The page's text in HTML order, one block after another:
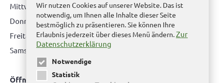
Mittwoch: nur nach Terminvereinbarung
Donnerstag: 08.00 bis 12.00 Uhr & 14.00 Uhr bis 16.00 Uhr
Freitag: nur nach Terminvereinbarung
Samstag:bitte hier klicken
Öffnungszeiten Bürgerbüro Büddenstedt
Wir nutzen Cookies auf unserer Website. Das ist
notwendig, um Ihnen alle Inhalte dieser Seite
bestmöglich zu präsentieren. Sie können Ihre
Erlaubnis jederzeit über dieses Menü ändern.Zur
Datenschutzerklärung
Notwendige
Statistik